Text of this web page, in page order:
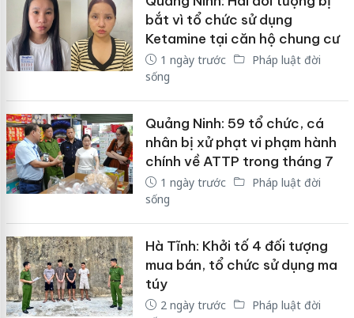
bắt vì tổ chức sử dụng
Ketamine tại căn hộ chung cư
1 ngày trước
Pháp luật đời
sống
Quảng Ninh: 59 tổ chức, cá
nhân bị xử phạt vi phạm hành
chính về ATTP trong tháng 7
1 ngày trước
Pháp luật đời
sống
Hà Tĩnh: Khởi tố 4 đối tượng
mua bán, tổ chức sử dụng ma
túy
2 ngày trước
Pháp luật đời